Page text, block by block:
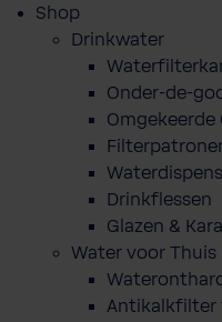
Shop
Drinkwater
Onder-de-
Omgekeerde
Drinkflessen
Glazen &
Water voor Thuis
Antikalkfilter